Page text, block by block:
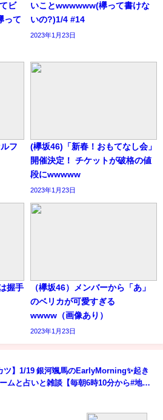
ビ
って
いことwwwwww(欅って書けな
いの?)1/4 #14
2023年1月23日
フ
(欅坂46)「新春！おもてなし会」
開催決定！ チケットが破格の値
段にwwwww
2023年1月23日
握手
（欅坂46）メンバーから「あ」
のベリカが可愛すぎる
wwww（画像あり）
2023年1月23日
ツ】1/19 銀河颯馬のEarlyMorning✨起き
ムと占いと雑談【毎朝6時10分から#地下